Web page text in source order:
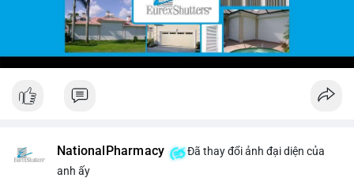
NationalPharmacy
Đã thay đổi ảnh đại diện của
anh ấy